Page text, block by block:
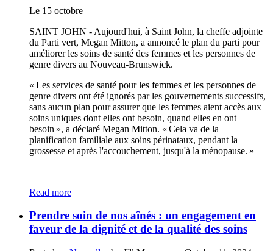
Le 15 octobre
SAINT JOHN - Aujourd'hui, à Saint John, la cheffe adjointe
du Parti vert, Megan Mitton, a annoncé le plan du parti pour
améliorer les soins de santé des femmes et les personnes de
genre divers au Nouveau-Brunswick.
« Les services de santé pour les femmes et les personnes de
genre divers ont été ignorés par les gouvernements successifs,
sans aucun plan pour assurer que les femmes aient accès aux
soins uniques dont elles ont besoin, quand elles en ont
besoin », a déclaré Megan Mitton. « Cela va de la
planification familiale aux soins périnataux, pendant la
grossesse et après l'accouchement, jusqu'à la ménopause. »
Read more
Prendre soin de nos aînés : un engagement en
faveur de la dignité et de la qualité des soins